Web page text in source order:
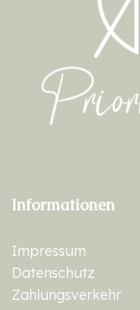
Informationen
Impressum
Datenschutz
Zahlungsverkehr